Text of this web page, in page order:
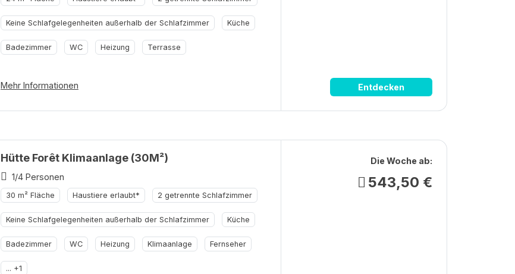
Keine Schlafgelegenheiten außerhalb der Schlafzimmer Küche
Badezimmer WC Heizung Terrasse
Mehr Informationen Entdecken
Hütte Forêt Klimaanlage (30M²)
1/4 Personen
30 m² Fläche Haustiere erlaubt* 2 getrennte Schlafzimmer
Keine Schlafgelegenheiten außerhalb der Schlafzimmer Küche
Badezimmer WC Heizung Klimaanlage Fernseher
... +1
Die Woche ab:
543,50 €